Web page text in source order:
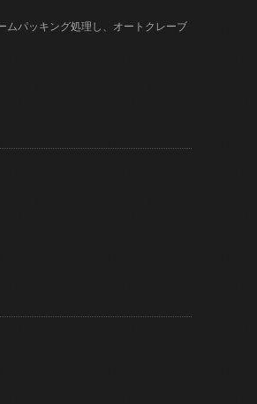
ムパッキング処理し、オートクレーブ